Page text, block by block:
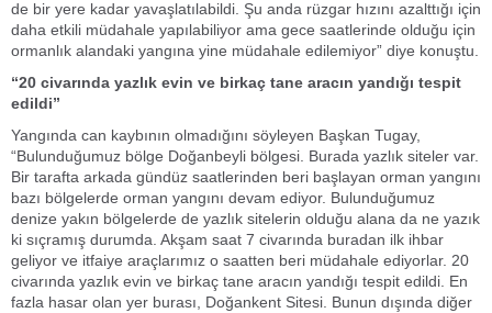
de bir yere kadar yavaşlatılabildi. Şu anda rüzgar hızını azalttığı için
daha etkili müdahale yapılabiliyor ama gece saatlerinde olduğu için
ormanlık alandaki yangına yine müdahale edilemiyor” diye konuştu.
“20 civarında yazlık evin ve birkaç tane aracın yandığı tespit
edildi”
Yangında can kaybının olmadığını söyleyen Başkan Tugay,
“Bulunduğumuz bölge Doğanbeyli bölgesi. Burada yazlık siteler var.
Bir tarafta arkada gündüz saatlerinden beri başlayan orman yangını
bazı bölgelerde orman yangını devam ediyor. Bulunduğumuz
denize yakın bölgelerde de yazlık sitelerin olduğu alana da ne yazık
ki sıçramış durumda. Akşam saat 7 civarında buradan ilk ihbar
geliyor ve itfaiye araçlarımız o saatten beri müdahale ediyorlar. 20
civarında yazlık evin ve birkaç tane aracın yandığı tespit edildi. En
fazla hasar olan yer burası, Doğankent Sitesi. Bunun dışında diğer